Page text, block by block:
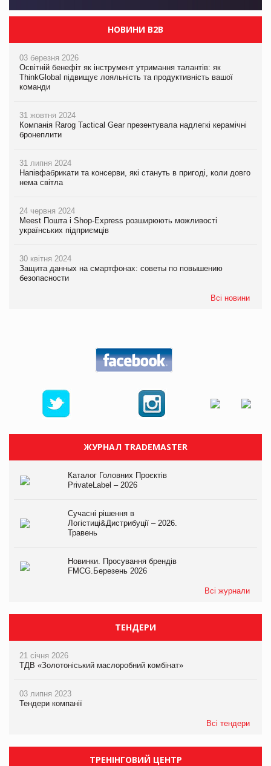
НОВИНИ B2B
03 березня 2026
Освітній бенефіт як інструмент утримання талантів: як
ThinkGlobal підвищує лояльність та продуктивність вашої
команди
31 жовтня 2024
Компанія Rarog Tactical Gear презентувала надлегкі керамічні
бронеплити
31 липня 2024
Напівфабрикати та консерви, які стануть в пригоді, коли довго
нема світла
24 червня 2024
Meest Пошта і Shop-Express розширюють можливості
українських підприємців
30 квітня 2024
Защита данных на смартфонах: советы по повышению
безопасности
Всі новини
ЖУРНАЛ TRADEMASTER
Каталог Головних Проєктів
PrivateLabel – 2026
Сучасні рішення в
Логістиці&Дистрибуції – 2026.
Травень
Новинки. Просування брендів
FMCG.Березень 2026
Всі журнали
ТЕНДЕРИ
21 січня 2026
ТДВ «Золотоніський маслоробний комбінат»
03 липня 2023
Тендери компанії
Всі тендери
ТРЕНІНГОВИЙ ЦЕНТР